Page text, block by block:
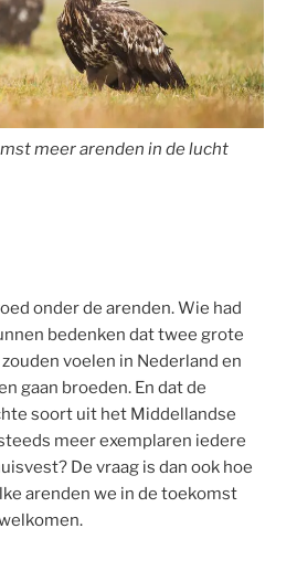
meer arenden in de lucht
onder de arenden. Wie had
bedenken dat twee grote
voelen in Nederland en
gaan broeden. En dat de
soort uit het Middellandse
meer exemplaren iedere
De vraag is dan ook hoe
arenden we in de toekomst